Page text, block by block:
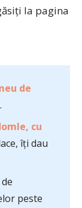
la pagina
de
cu
îți dau
peste